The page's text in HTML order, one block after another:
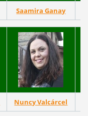
Saamira Ganay
Nuncy Valcárcel